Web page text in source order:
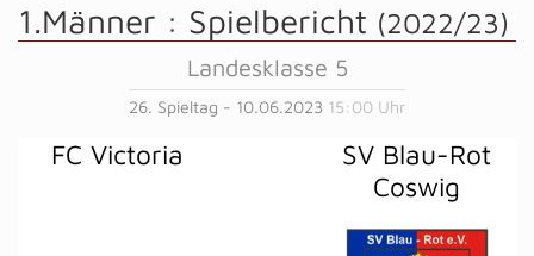
1.Männer : Spielbericht (2022/23)
Landesklasse 5
26. Spieltag - 10.06.2023 15:00 Uhr
FC Victoria
SV Blau-Rot
Coswig